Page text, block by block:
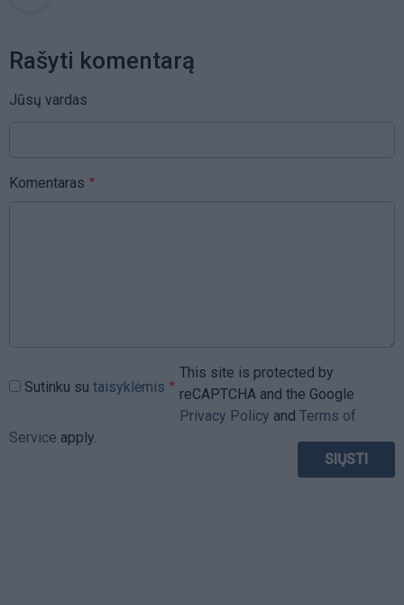
Rašyti komentarą
Jūsų vardas
Komentaras
Sutinku su taisyklėmis
This site is protected by
reCAPTCHA and the Google
Privacy Policy and Terms of
Service apply.